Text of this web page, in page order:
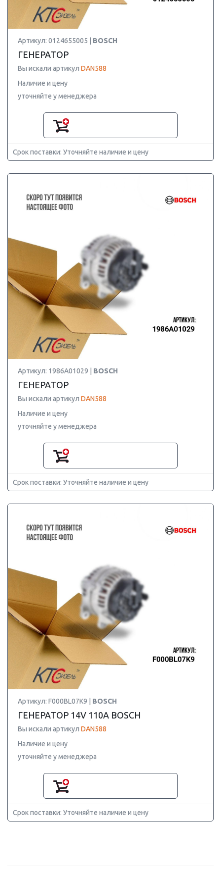
Артикул: 0124655005 | BOSCH
ГЕНЕРАТОР
Вы искали артикул DAN588
Наличие и цену
уточняйте у менеджера
Срок поставки: Уточняйте наличие и цену
Артикул: 1986A01029 | BOSCH
ГЕНЕРАТОР
Вы искали артикул DAN588
Наличие и цену
уточняйте у менеджера
Срок поставки: Уточняйте наличие и цену
Артикул: F000BL07K9 | BOSCH
ГЕНЕРАТОР 14V 110A BOSCH
Вы искали артикул DAN588
Наличие и цену
уточняйте у менеджера
Срок поставки: Уточняйте наличие и цену